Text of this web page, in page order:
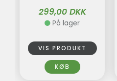
299,00 DKK
På lager
VIS PRODUKT
KØB